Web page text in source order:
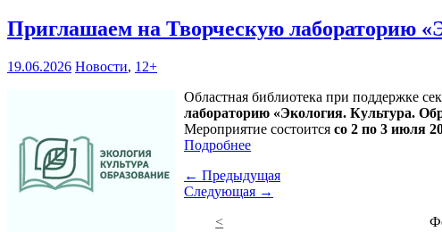
Приглашаем на Творческую лабораторию
19.06.2026 Новости, 12+
Областная библиотека при поддержке
лабораторию «Экология. Культура.
Мероприятие состоится со 2 по 3 июля
Подробнее
← Предыдущая
Следующая →
<